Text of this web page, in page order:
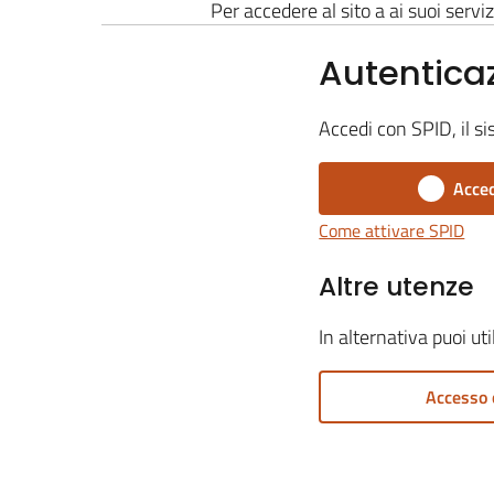
Per accedere al sito a ai suoi
Accedi con SPID, il
Come attivare SPID
Altre utenze
In alternativa puoi